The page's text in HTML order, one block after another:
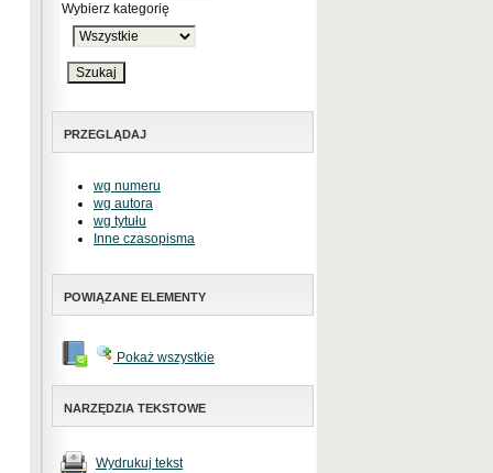
Wybierz kategorię
PRZEGLĄDAJ
wg numeru
wg autora
wg tytułu
Inne czasopisma
POWIĄZANE ELEMENTY
Pokaż wszystkie
NARZĘDZIA TEKSTOWE
Wydrukuj tekst